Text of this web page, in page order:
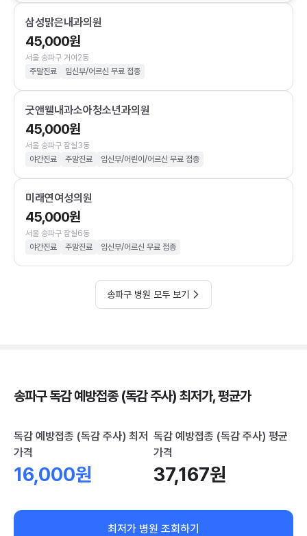
삼성맑은내과의원
45,000원
서울 송파구 거여2동
주말진료
임신부/어르신 무료 접종
굿앤웰내과소아청소년과의원
45,000원
서울 송파구 잠실3동
야간진료
주말진료 임신부/어린이/어르신 무료 접종
미래연여성의원
45,000원
서울 송파구 잠실6동
야간진료
주말진료 임신부/어르신 무료 접종
송파구 병원 모두 보기
송파구 독감 예방접종 (독감 주사) 최저가, 평균가
독감 예방접종 (독감 주사) 최저
가격
16,000원
독감 예방접종 (독감 주사) 평균
가격
37,167원
최저가 병원 조회하기